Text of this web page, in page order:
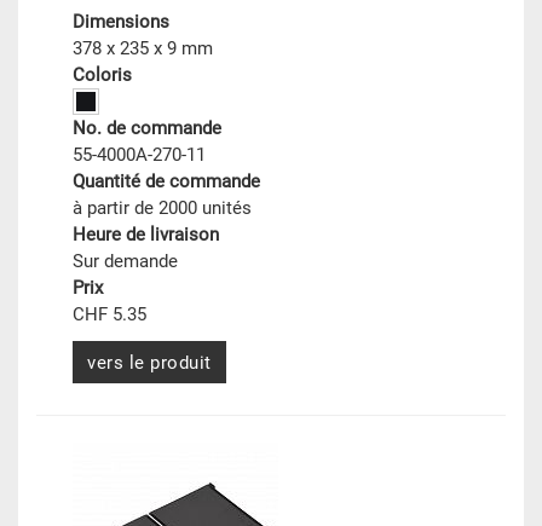
Dimensions
378 x 235 x 9 mm
Coloris
No. de commande
55-4000A-270-11
Quantité de commande
à partir de 2000 unités
Heure de livraison
Sur demande
Prix
CHF 5.35
vers le produit